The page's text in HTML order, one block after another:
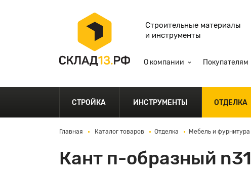
Строительные материалы
и инструменты
О компании Покупателям
СТРОЙКА ИНСТРУМЕНТЫ ОТДЕЛКА
Главная Каталог товаров Отделка Мебель и фурнитура
Кант п-образный n31